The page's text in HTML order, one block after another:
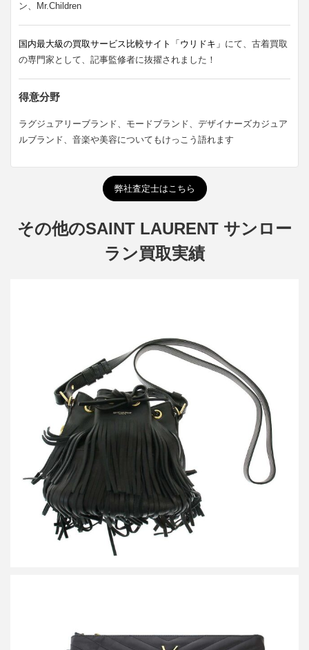
ン、Mr.Children
国内最大級の買取サービス比較サイト「ウリドキ」 にて、古着買取
の専門家として、記事監修者に抜擢されました！
得意分野
ラグジュアリーブランド、モードブランド、デザイナーズカジュア
ルブランド、音楽や美容についてもけっこう語れます
弊社査定士はこちら
その他のSAINT LAURENT サンロー
ラン買取実績
サンローラン パリ Emmanuelle Small Fringe Bucket Bag エマニ
ュエル フリンジショルダーバッグ
買取金額28,000円
詳しく見る